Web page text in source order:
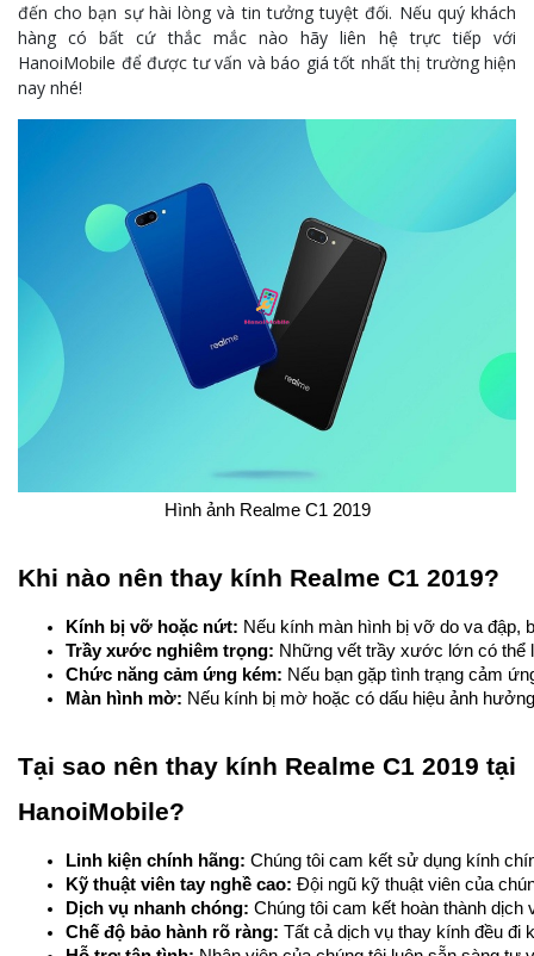
đến cho bạn sự hài lòng và tin tưởng tuyệt đối. Nếu quý khách
hàng có bất cứ thắc mắc nào hãy liên hệ trực tiếp với
HanoiMobile để được tư vấn và báo giá tốt nhất thị trường hiện
nay nhé!
Hình ảnh Realme C1 2019
Khi nào nên thay kính Realme C1 2019?
Kính bị vỡ hoặc nứt: Nếu kính màn hình bị vỡ do va đập,
Trầy xước nghiêm trọng: Những vết trầy xước lớn có thể
Chức năng cảm ứng kém: Nếu bạn gặp tình trạng cảm
Màn hình mờ: Nếu kính bị mờ hoặc có dấu hiệu ảnh
Tại sao nên thay kính Realme C1 2019 tại
HanoiMobile?
Linh kiện chính hãng: Chúng tôi cam kết sử dụng kính
Kỹ thuật viên tay nghề cao: Đội ngũ kỹ thuật viên của
Dịch vụ nhanh chóng: Chúng tôi cam kết hoàn thành dịch
Chế độ bảo hành rõ ràng: Tất cả dịch vụ thay kính đều đi